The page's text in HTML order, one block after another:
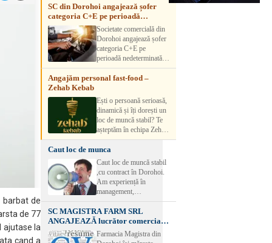
de
de 77
ajutase la
cand a
SC din Dorohoi angajează șofer
categoria C+E pe perioadă
nedeterminatăSocietate comercială din
Dorohoi angajează șofer
categoria C+E pe
perioadă nedeterminată.
Candidatul trebuie să
aibă experiență și atestat
detalii, vă rog să sunați la
numărul de telefon.
Angajăm personal fast-food –
Zehab Kebab
Ești o persoană serioasă,
dinamică și îți dorești un
loc de muncă stabil? Te
așteptăm în echipa Zehab
Kebab! Posturi
disponibile: -
SHAORMAR AJUTOR
BUCATAR 2/posturi -
LUCRATOR
COMERCIAL
VANZATOR /2 posturi
OFERIM : Contract de
muncă Program flexibil
Salariu motivant, în
funcție de experienț
Caut loc de munca
Caut loc de muncă stabil
,cu contract în Dorohoi.
Am experiență în
management,
contabilitate, ospătărie .
Rog seriozitate
SC MAGISTRA FARM SRL
ANGAJEAZĂ lucrător comercial –
DOROHOI
Farmacia Magistra din